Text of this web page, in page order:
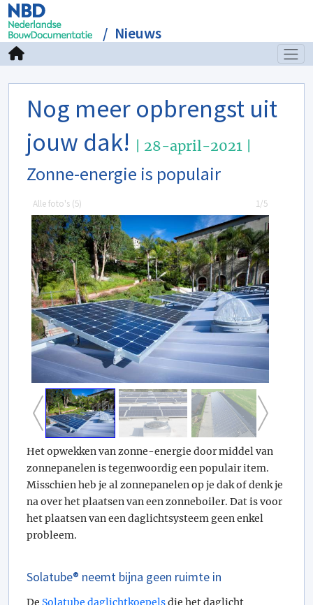
Nieuws
Nog meer opbrengst uit
jouw dak!
| 28-april-2021 |
Zonne-energie is populair
Alle foto's (5) 1/5
Het opwekken van zonne-energie door middel van
zonnepanelen is tegenwoordig een populair item.
Misschien heb je al zonnepanelen op je dak of denk je
na over het plaatsen van een zonneboiler. Dat is voor
het plaatsen van een daglichtsysteem geen enkel
probleem.
Solatube® neemt bijna geen ruimte in